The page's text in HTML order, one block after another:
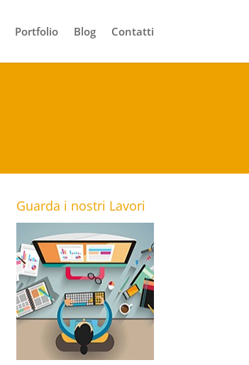
Portfolio Blog Contatti
Guarda i nostri Lavori